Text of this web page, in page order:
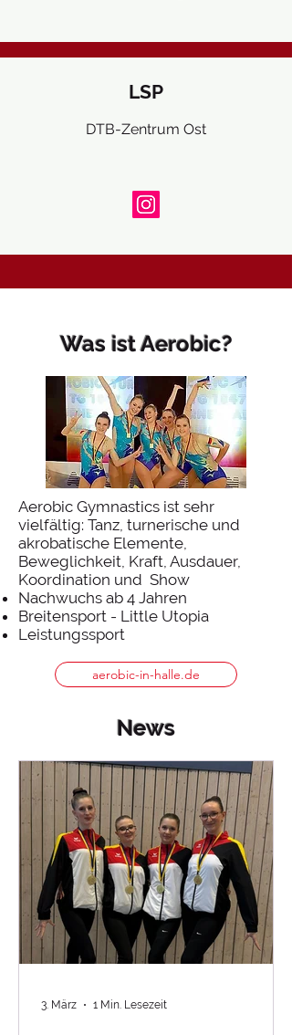
LSP
DTB-Zentrum Ost
Was ist Aerobic?
Aerobic Gymnastics ist sehr
vielfältig: Tanz, turnerische und
akrobatische Elemente,
Beweglichkeit, Kraft, Ausdauer,
Koordination und Show
Nachwuchs ab 4 Jahren
Breitensport - Little Utopia
Leistungssport
aerobic-in-halle.de
News
3. März 1 Min. Lesezeit